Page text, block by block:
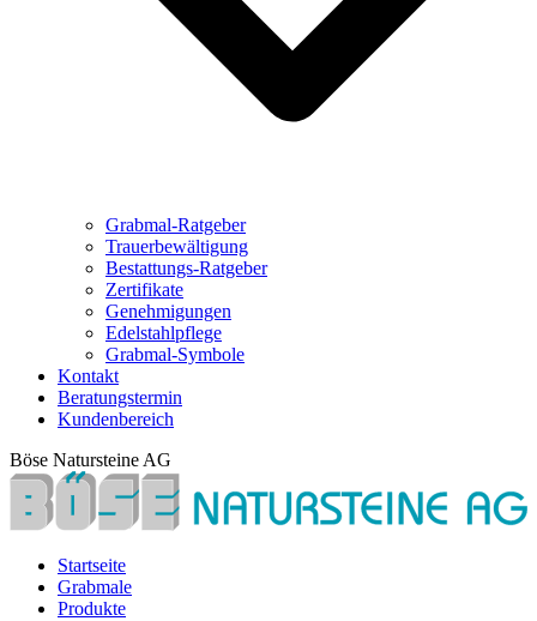
Grabmal-Ratgeber
Trauerbewältigung
Bestattungs-Ratgeber
Zertifikate
Genehmigungen
Edelstahlpflege
Grabmal-Symbole
Kontakt
Beratungstermin
Kundenbereich
Böse Natursteine AG
Startseite
Grabmale
Produkte